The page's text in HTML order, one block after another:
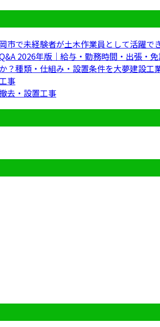
市で未経験者が土木作業員として活躍で
2026年版｜給与・勤務時間・出張・
？種類・仕組み・設置条件を大夢建設工
事
去・設置工事